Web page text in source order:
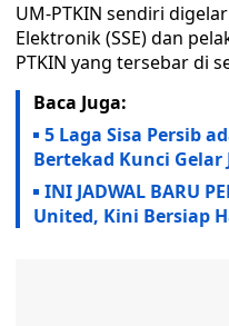
UM-PTKIN sendiri
Elektronik (SSE) dan
PTKIN yang tersebar di
Baca Juga:
5 Laga Sisa Persib
Bertekad Kunci Gelar
INI JADWAL BARU
United, Kini Bersiap